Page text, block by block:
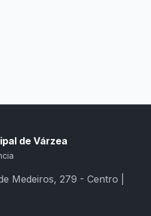
de Várzea
Medeiros, 279 - Centro |